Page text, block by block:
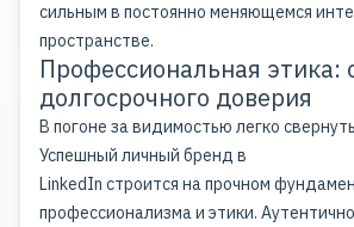
сильным в постоянно меняющемся
пространстве.
Профессиональная этика:
долгосрочного доверия
В погоне за видимостью легко
Успешный личный бренд в
LinkedIn строится на прочном
профессионализма и этики.